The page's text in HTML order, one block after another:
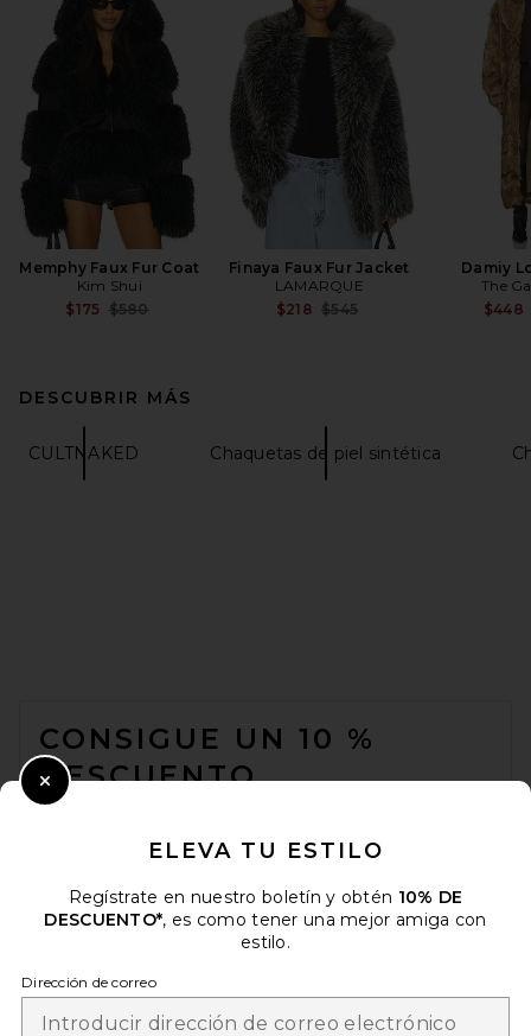
Memphy Faux Fur Coat
Kim Shui
$175 Previous price:
$580
Finaya Faux Fur Jacket
LAMARQUE
$218 Previous price:
$545
Damiy
The
$448
DESCUBRIR MÁS
CULTNAKED Chaquetas de piel sintética
CONSIGUE UN 10 %
DESCUENTO
electrónico. Puede retirarse en cualquier momento.
Email Address
ELEVA TU ESTILO
Regístrate en nuestro boletín y obtén 10% DE
DESCUENTO*, es como tener una mejor amiga con
estilo.
Dirección de correo
Close Modal